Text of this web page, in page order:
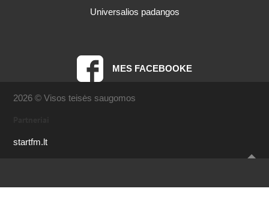
Universalios padangos
MES FACEBOOKE
2026 © Visos teisės saugomos
startfm.lt